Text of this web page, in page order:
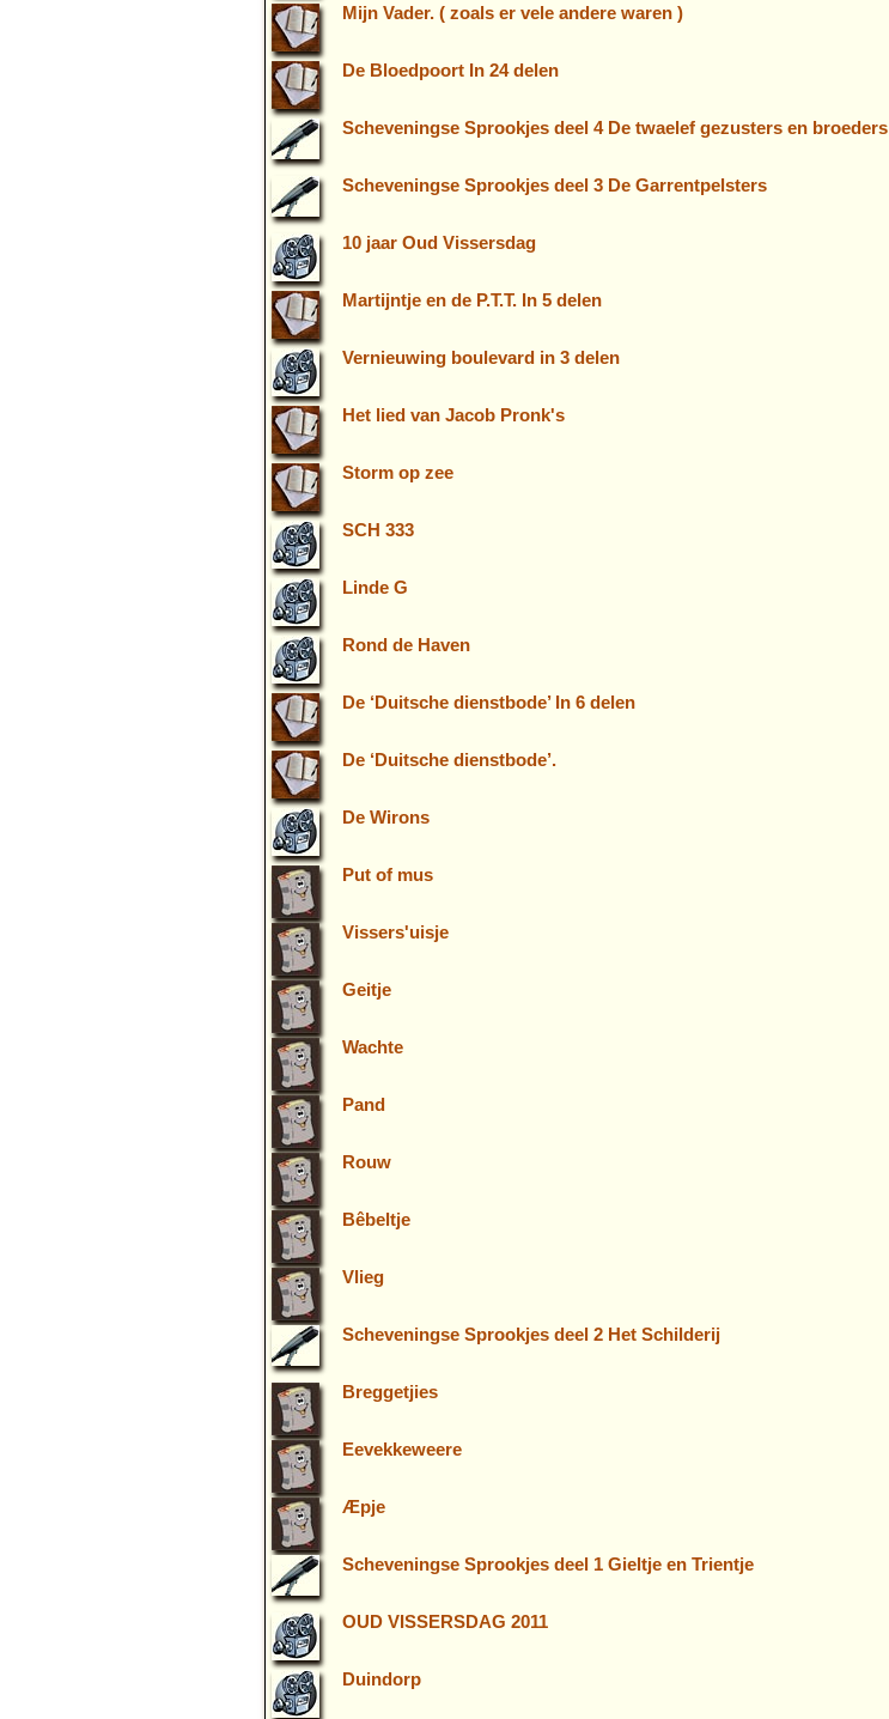
Mijn Vader. ( zoals er vele andere waren )
De Bloedpoort In 24 delen
Scheveningse Sprookjes deel 4 De twaelef gezusters en broeders
Scheveningse Sprookjes deel 3 De Garrentpelsters
10 jaar Oud Vissersdag
Martijntje en de P.T.T. In 5 delen
Vernieuwing boulevard in 3 delen
Het lied van Jacob Pronk's
Storm op zee
SCH 333
Linde G
Rond de Haven
De ‘Duitsche dienstbode’ In 6 delen
De ‘Duitsche dienstbode’.
De Wirons
Put of mus
Vissers'uisje
Geitje
Wachte
Pand
Rouw
Bêbeltje
Vlieg
Scheveningse Sprookjes deel 2 Het Schilderij
Breggetjies
Eevekkeweere
Æpje
Scheveningse Sprookjes deel 1 Gieltje en Trientje
OUD VISSERSDAG 2011
Duindorp